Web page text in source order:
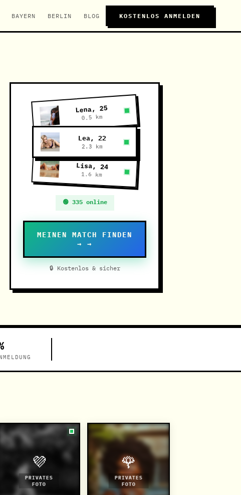
BAYERN BERLIN BLOG KOSTENLOS ANMELDEN
Lena, 25
0.5 km
Lea, 22
2.3 km
Lisa, 24
1.6 km
🟢 335 online
MEINEN MATCH FINDEN
→ →
🔒 Kostenlos & sicher
💜
PRIVATES
FOTO
🌹
PRIVATES
FOTO